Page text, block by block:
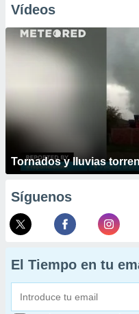
Vídeos
Tornados y lluvias
Síguenos
El Tiempo en tu